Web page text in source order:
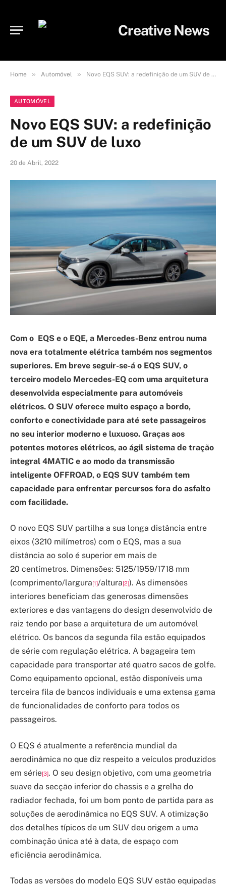
Home » Automóvel » Novo EQS SUV: a redefinição de um SUV de luxo
AUTOMÓVEL
Novo EQS SUV: a redefinição
de um SUV de luxo
20 de Abril, 2022
Com o EQS e o EQE, a Mercedes-Benz entrou numa
nova era totalmente elétrica também nos segmentos
superiores. Em breve seguir-se-á o EQS SUV, o
terceiro modelo Mercedes-EQ com uma arquitetura
desenvolvida especialmente para automóveis
elétricos. O SUV oferece muito espaço a bordo,
conforto e conectividade para até sete passageiros
no seu interior moderno e luxuoso. Graças aos
potentes motores elétricos, ao ágil sistema de tração
integral 4MATIC e ao modo da transmissão
inteligente OFFROAD, o EQS SUV também tem
capacidade para enfrentar percursos fora do asfalto
com facilidade.
O novo EQS SUV partilha a sua longa distância entre
eixos (3210 milímetros) com o EQS, mas a sua
distância ao solo é superior em mais de
20 centímetros. Dimensões: 5125/1959/1718 mm
(comprimento/largura[1]/altura[2]). As dimensões
interiores beneficiam das generosas dimensões
exteriores e das vantagens do design desenvolvido de
raiz tendo por base a arquitetura de um automóvel
elétrico. Os bancos da segunda fila estão equipados
de série com regulação elétrica. A bagageira tem
capacidade para transportar até quatro sacos de golfe.
Como equipamento opcional, estão disponíveis uma
terceira fila de bancos individuais e uma extensa gama
de funcionalidades de conforto para todos os
passageiros.
O EQS é atualmente a referência mundial da
aerodinâmica no que diz respeito a veículos produzidos
em série[3]. O seu design objetivo, com uma geometria
suave da secção inferior do chassis e a grelha do
radiador fechada, foi um bom ponto de partida para as
soluções de aerodinâmica no EQS SUV. A otimização
dos detalhes típicos de um SUV deu origem a uma
combinação única até à data, de espaço com
eficiência aerodinâmica.
Todas as versões do modelo EQS SUV estão equipadas